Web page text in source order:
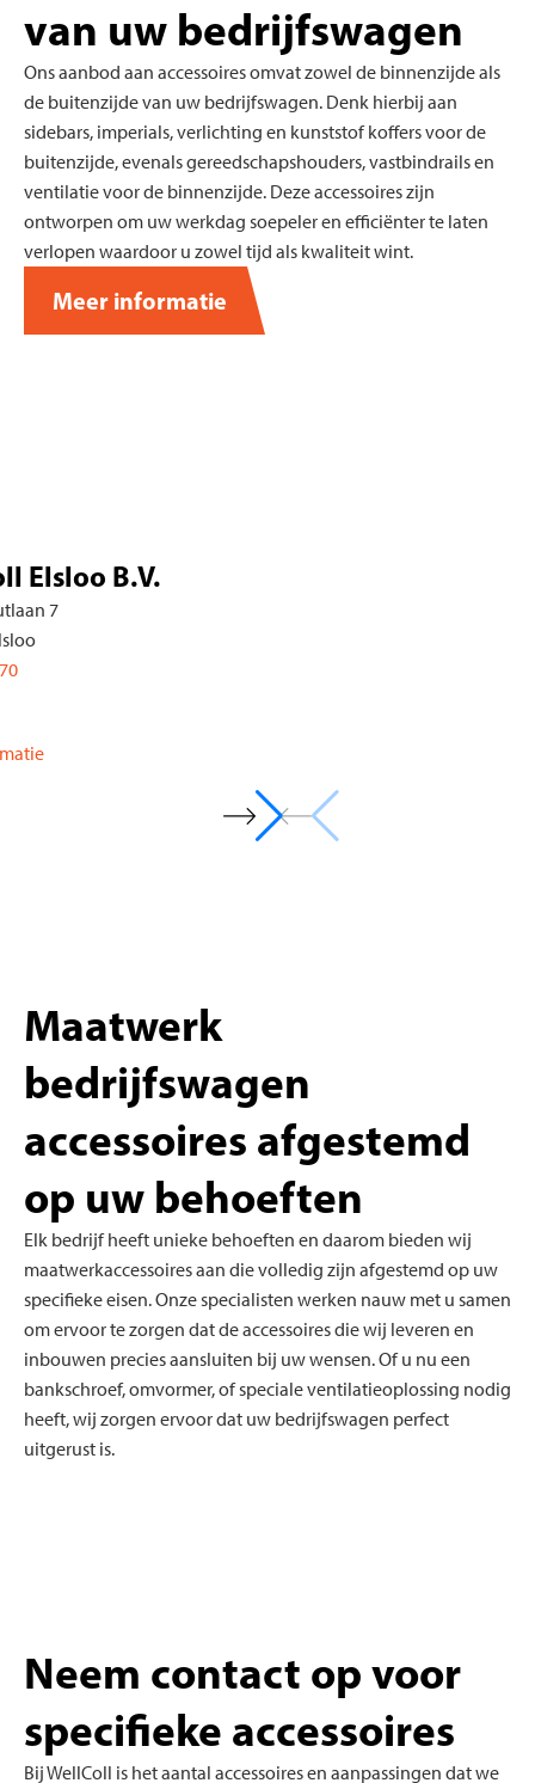
van uw bedrijfswagen
Ons aanbod aan accessoires omvat zowel de binnenzijde als
de buitenzijde van uw bedrijfswagen. Denk hierbij aan
sidebars, imperials, verlichting en kunststof koffers voor de
buitenzijde, evenals gereedschapshouders, vastbindrails en
ventilatie voor de binnenzijde. Deze accessoires zijn
ontworpen om uw werkdag soepeler en efficiënter te laten
verlopen waardoor u zowel tijd als kwaliteit wint.
Meer informatie
B.V.
Maatwerk
bedrijfswagen
accessoires afgestemd
op uw behoeften
Elk bedrijf heeft unieke behoeften en daarom bieden wij
maatwerkaccessoires aan die volledig zijn afgestemd op uw
specifieke eisen. Onze specialisten werken nauw met u samen
om ervoor te zorgen dat de accessoires die wij leveren en
inbouwen precies aansluiten bij uw wensen. Of u nu een
bankschroef, omvormer, of speciale ventilatieoplossing nodig
heeft, wij zorgen ervoor dat uw bedrijfswagen perfect
uitgerust is.
Neem contact op voor
specifieke accessoires
BijWellColl is het aantal accessoires en aanpassingen dat we